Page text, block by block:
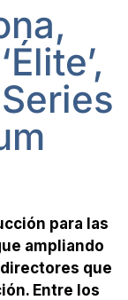
para las
ampliando
que
Entre los